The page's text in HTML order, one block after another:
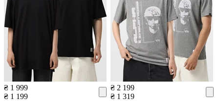
₴ 1 999
₴ 1 199
₴ 2 199
₴ 1 319